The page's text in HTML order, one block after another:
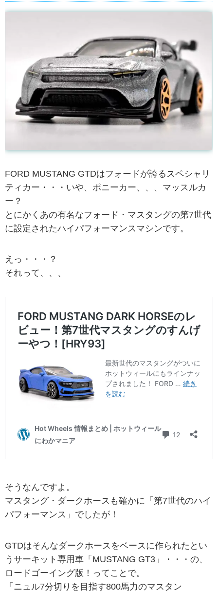
FORD MUSTANG GTDはフォードが誇るスペシャリ
ティカー・・・いや、ポニーカー、、、マッスルカ
ー？
とにかくあの有名なフォード・マスタングの第7世代
に設定されたハイパフォーマンスマシンです。
えっ・・・？
それって、、、
そうなんですよ。
マスタング・ダークホースも確かに「第7世代のハイ
パフォーマンス」でしたが！
GTDはそんなダークホースをベースに作られたとい
うサーキット専用車「MUSTANG GT3」・・・の、
ロードゴーイング版！ってことで。
「ニュル7分切りを目指す800馬力のマスタン